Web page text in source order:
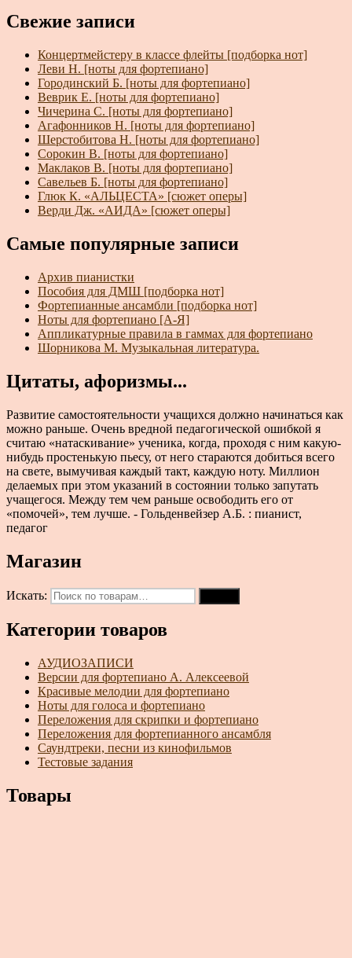
Свежие записи
Концертмейстеру в классе флейты [подборка нот]
Леви Н. [ноты для фортепиано]
Городинский Б. [ноты для фортепиано]
Веврик Е. [ноты для фортепиано]
Чичерина С. [ноты для фортепиано]
Агафонников Н. [ноты для фортепиано]
Шерстобитова Н. [ноты для фортепиано]
Сорокин В. [ноты для фортепиано]
Маклаков В. [ноты для фортепиано]
Савельев Б. [ноты для фортепиано]
Глюк К. «АЛЬЦЕСТА» [сюжет оперы]
Верди Дж. «АИДА» [сюжет оперы]
Самые популярные записи
Архив пианистки
Пособия для ДМШ [подборка нот]
Фортепианные ансамбли [подборка нот]
Ноты для фортепиано [А-Я]
Аппликатурные правила в гаммах для фортепиано
Шорникова М. Музыкальная литература.
Цитаты, афоризмы...
Развитие самостоятельности учащихся должно начинаться как
можно раньше. Очень вредной педагогической ошибкой я
считаю «натаскивание» ученика, когда, проходя с ним какую-
нибудь простенькую пьесу, от него стараются добиться всего
на свете, вымучивая каждый такт, каждую ноту. Миллион
делаемых при этом указаний в состоянии только запутать
учащегося. Между тем чем раньше освободить его от
«помочей», тем лучше. - Гольденвейзер А.Б. : пианист,
педагог
Магазин
Искать:
Категории товаров
АУДИОЗАПИСИ
Версии для фортепиано А. Алексеевой
Красивые мелодии для фортепиано
Ноты для голоса и фортепиано
Переложения для скрипки и фортепиано
Переложения для фортепианного ансамбля
Саундтреки, песни из кинофильмов
Тестовые задания
Товары